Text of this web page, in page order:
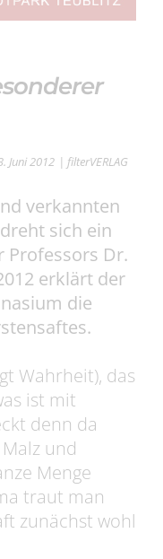
Juni 2012 | filterVERLAG
verkannten
sich ein
Professors Dr.
erklärt der
die
Wahrheit), das
ist mit
denn da
und
Menge
traut man
zunächst wohl